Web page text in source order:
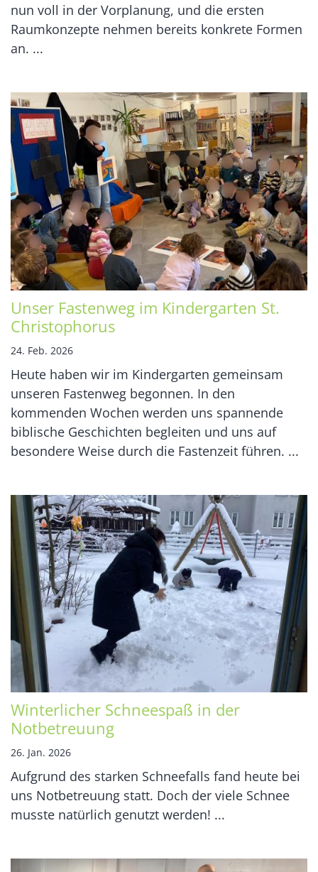
nun voll in der Vorplanung, und die ersten
Raumkonzepte nehmen bereits konkrete Formen
an. ...
Unser Fastenweg im Kindergarten St.
Christophorus
24. Feb. 2026
Heute haben wir im Kindergarten gemeinsam
unseren Fastenweg begonnen. In den
kommenden Wochen werden uns spannende
biblische Geschichten begleiten und uns auf
besondere Weise durch die Fastenzeit führen. ...
Winterlicher Schneespaß in der
Notbetreuung
26. Jan. 2026
Aufgrund des starken Schneefalls fand heute bei
uns Notbetreuung statt. Doch der viele Schnee
musste natürlich genutzt werden! ...